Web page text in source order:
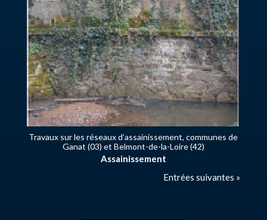
Travaux sur les réseaux d’assainissement, communes de
Ganat (03) et Belmont-de-la-Loire (42)
Assainissement
Entrées suivantes »